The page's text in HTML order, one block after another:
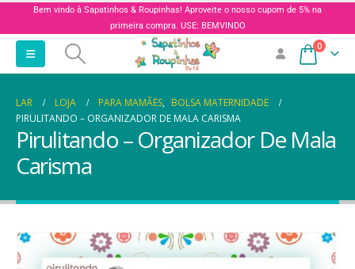
Bem vindo à Sapatinhos & Roupinhas! Aproveite o nosso cupom de 5% na
primeira compra. USE: BEMVINDO
0
LAR LOJA PARA MAMÃES, BOLSA MATERNIDADE
PIRULITANDO – ORGANIZADOR DE MALA CARISMA
Pirulitando – Organizador De Mala
Carisma